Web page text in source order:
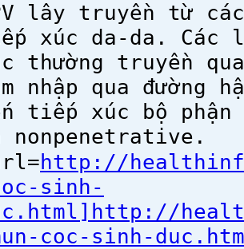
lây truyền từ
xúc da-da. Các
thường truyền
nhập qua đường
tiếp xúc bộ
nonpenetrative.
http://
sinh-
coc-sinh-